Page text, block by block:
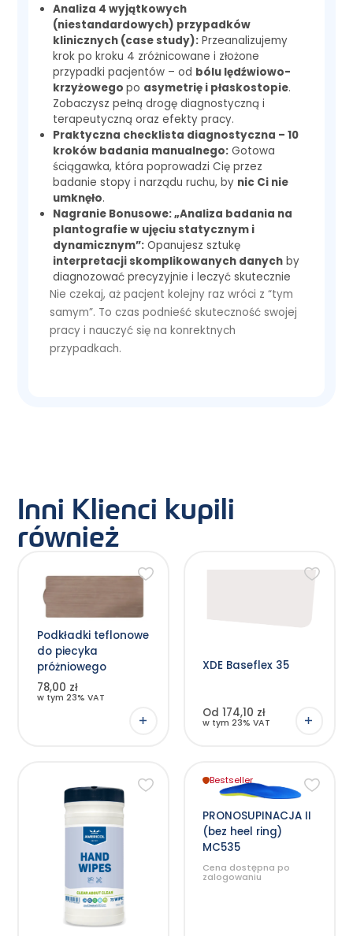
Analiza 4 wyjątkowych
(niestandardowych) przypadków
klinicznych (case study): Przeanalizujemy
krok po kroku 4 zróżnicowane i złożone
przypadki pacjentów – od bólu lędźwiowo-
krzyżowegopo asymetrię i płaskostopie.
Zobaczysz pełną drogę diagnostyczną i
terapeutyczną oraz efekty pracy.
Praktyczna checklista diagnostyczna – 10
kroków badania manualnego: Gotowa
ściągawka, która poprowadzi Cię przez
badanie stopy i narządu ruchu, by nic Ci nie
umknęło.
Nagranie Bonusowe: „Analiza badania na
plantografie w ujęciu statycznym i
dynamicznym”: Opanujesz sztukę
interpretacji skomplikowanych danych by
diagnozować precyzyjnie i leczyć skutecznie
Nie czekaj, aż pacjent kolejny raz wróci z “tym
samym”. To czas podnieść skuteczność swojej
pracy i nauczyć się na konrektnych
przypadkach.
Inni Klienci kupili
również
Podkładki teflonowe
do piecyka
próżniowego
78,00 zł
w tym 23% VAT
XDE Baseflex 35
Od 174,10 zł
w tym 23% VAT
stronie
PRONOSUPINACJA II
(bez heel ring)
MC535
Cena dostępna po
zalogowaniu
Ten
produkt
wiele
wariantów.
Opcje
można
wybrać
na
stronie
produktu
Bestseller